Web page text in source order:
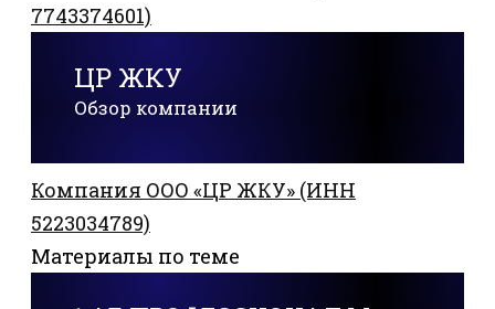
7743374601)
ЦР ЖКУ
Обзор компании
Компания ООО «ЦР ЖКУ» (ИНН
5223034789)
Материалы по теме